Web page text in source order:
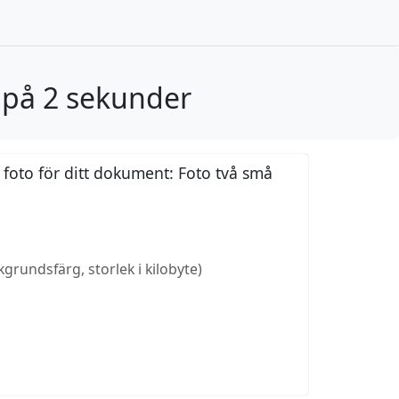
2 sekunder
för ditt dokument: Foto två små
storlek i kilobyte)